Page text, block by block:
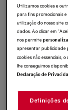
Benefícios
Exaustor série
fresco na cozinha.
Assegure-se de
ExtractionTech Plus.
Iluminação intensa
O filtro de gordura
Utilizamos cookies e
para fins promocionais
utilização do nosso site
dados. Ao clicar em
nos permite
apresentar publicidade
cookies não essenciais,
lhe conseguimos
Declaração de
Definições